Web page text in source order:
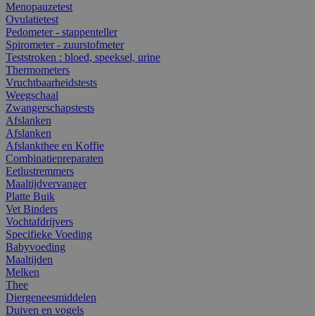
Menopauzetest
Ovulatietest
Pedometer - stappenteller
Spirometer - zuurstofmeter
Teststroken : bloed, speeksel, urine
Thermometers
Vruchtbaarheidstests
Weegschaal
Zwangerschapstests
Afslanken
Afslanken
Afslankthee en Koffie
Combinatiepreparaten
Eetlustremmers
Maaltijdvervanger
Platte Buik
Vet Binders
Vochtafdrijvers
Specifieke Voeding
Babyvoeding
Maaltijden
Melken
Thee
Diergeneesmiddelen
Duiven en vogels